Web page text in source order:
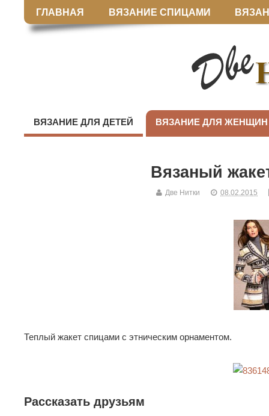
ГЛАВНАЯ ВЯЗАНИЕ СПИЦАМИ
ВЯЗАНИЕ ДЛЯ ДЕТЕЙ ВЯЗАНИЕ ДЛЯ ЖЕНЩИН
Вязаный
Две Нитки 08.02.2015
Теплый жакет спицами с этническим орнаментом.
Рассказать друзьям